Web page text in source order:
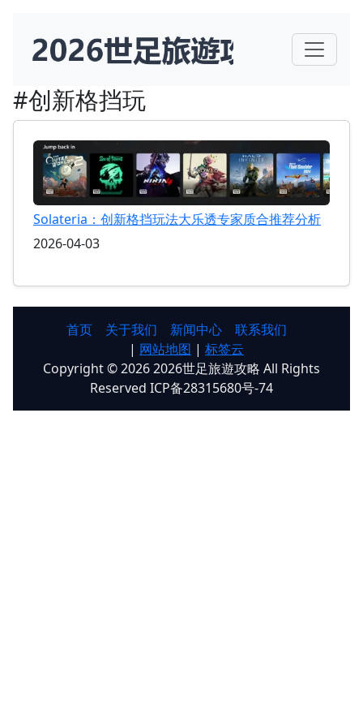
#创新格挡玩
Solateria：创新格挡玩法大乐透专家质合推荐分析
2026-04-03
首页 关于我们 新闻中心
联系我们
| 网站地图 | 标签云
Copyright © 2026 2026世足旅遊攻略 All Rights
Reserved ICP备28315680号-74